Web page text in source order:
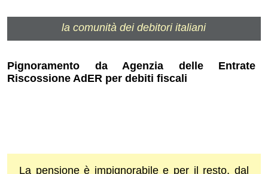
la comunità dei debitori italiani
Pignoramento da Agenzia delle Entrate
Riscossione AdER per debiti fiscali
La pensione è impignorabile e per il resto, dal